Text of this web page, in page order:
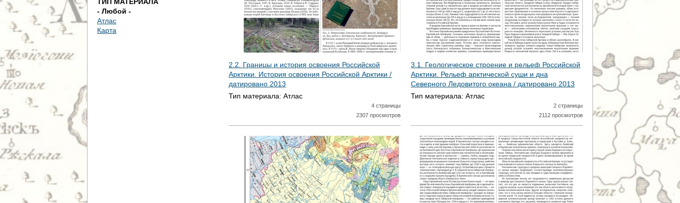
ь
- Любой -
Атлас
Карта
А
Н
И
Ц
Ы
2.2. Границы и история освоения Российской
Арктики. История освоения Российской Арктики /
датировано 2013
Тип материала: Атлас
4 страницы
2307 просмотров
3.1. Геологическое строение и рельеф Российской
Арктики. Рельеф арктической суши и дна
Северного Ледовитого океана / датировано 2013
Тип материала: Атлас
2 страницы
2112 просмотров